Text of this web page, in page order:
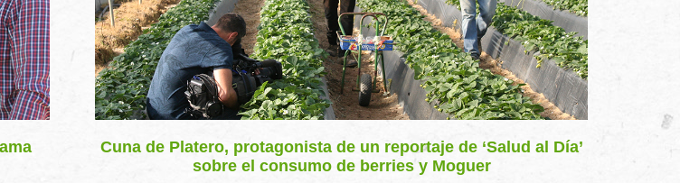
Cuna de Platero, protagonista de un reportaje de ‘Salud al Día’
sobre el consumo de berries y Moguer